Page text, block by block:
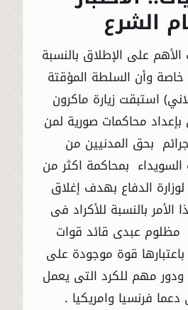
الشرع
على الإطلاق بالنسبة
وأن السلطة المؤقتة
استبقت زيارة ماكرون
محاكمات صورية لمن
بحق المدنيين من
بمحاكمة اكثر من
لوزارة الدفاع بهدف إغلاق
الأمر بالنسبة للأكراد فى
عبدى قائد قوات
قوة موجودة على
مهم للكرد التى يعمل
فرنسيا وامريكيا .